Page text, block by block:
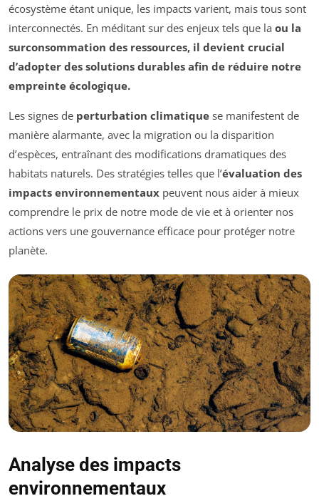
écosystème étant unique, les impacts varient, mais tous sont
interconnectés. En méditant sur des enjeux tels que la ou la
surconsommation des ressources, il devient crucial
d’adopter des solutions durables afin de réduire notre
empreinte écologique.
Les signes de perturbation climatique se manifestent de
manière alarmante, avec la migration ou la disparition
d’espèces, entraînant des modifications dramatiques des
habitats naturels. Des stratégies telles que l’évaluation des
impacts environnementaux peuvent nous aider à mieux
comprendre le prix de notre mode de vie et à orienter nos
actions vers une gouvernance efficace pour protéger notre
planète.
Analyse des impacts
environnementaux